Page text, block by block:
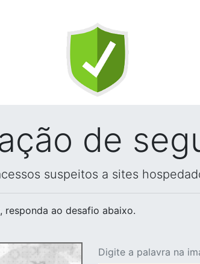
de
suspeitos a sites
, responda ao desafio abaixo.
Digite a palavra na